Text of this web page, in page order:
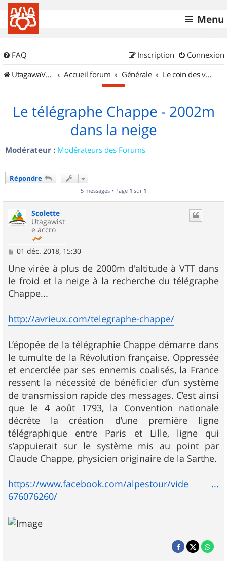
Menu
FAQ Connexion
Inscription
UtagawaVTT (Randos VTT et VTTAE avec traces GPS)
Accueil forum Générale Le coin des vidéastes
Le télégraphe Chappe - 2002m
dans la neige
Modérateur : Modérateurs des Forums
Répondre
5 messages • Page 1 sur 1
Scolette
Utagawist
e accro
M
s
s
a
g
e
01 déc. 2018, 15:30
Une virée à plus de 2000m d'altitude à VTT dans
le froid et la neige à la recherche du télégraphe
Chappe...
http://avrieux.com/telegraphe-chappe/
L’épopée de la télégraphie Chappe démarre dans
le tumulte de la Révolution française. Oppressée
et encerclée par ses ennemis coalisés, la France
ressent la nécessité de bénéficier d’un système
de transmission rapide des messages. C’est ainsi
que le 4 août 1793, la Convention nationale
décrète la création d’une première ligne
télégraphique entre Paris et Lille, ligne qui
s’appuierait sur le système mis au point par
Claude Chappe, physicien originaire de la Sarthe.
https://www.facebook.com/alpestour/vide ...
676076260/